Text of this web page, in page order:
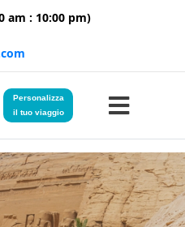
am : 10:00 pm)
Personalizza
il tuo viaggio